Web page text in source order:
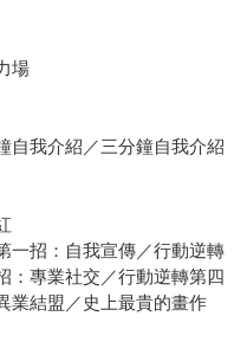
場
自我介紹／三分鐘自我介紹
一招：自我宣傳／行動逆轉
：專業社交／行動逆轉第四
業結盟／史上最貴的畫作